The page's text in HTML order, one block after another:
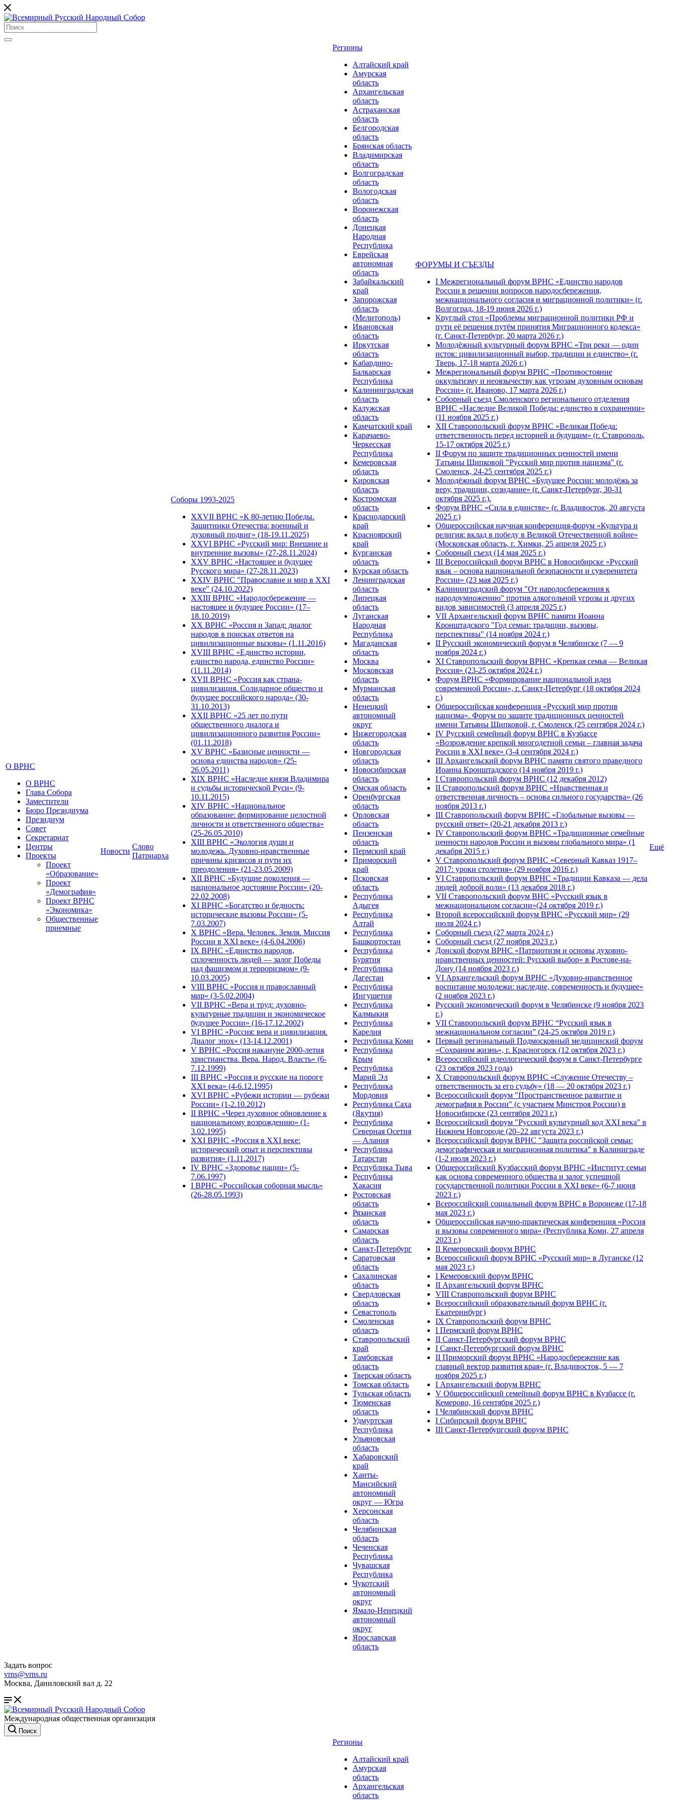
О ВРНС
О ВРНС
Глава Собора
Заместители
Бюро Президиума
Президиум
Совет
Секретариат
Центры
Проекты
Проект
«Образование»
Проект
«Демография»
Проект ВРНС
«Экономика»
Общественные
приемные
Новости
Слово
Патриарха
Соборы 1993-2025
ХХVII ВРНС «К 80-летию Победы.
Защитники Отечества: военный и
духовный подвиг» (18-19.11.2025)
XXVI ВРНС «Русский мир: Внешние и
внутренние вызовы» (27-28.11.2024)
XXV ВРНС «Настоящее и будущее
Русского мира» (27-28.11.2023)
XXIV ВРНС "Православие и мир в XXI
веке" (24.10.2022)
XXIII ВРНС «Народосбережение —
настоящее и будущее России» (17–
18.10.2019)
XX ВРНС «Россия и Запад: диалог
народов в поисках ответов на
цивилизационные вызовы» (1.11.2016)
XVIII ВРНС «Единство истории,
единство народа, единство России»
(11.11.2014)
XVII ВРНС «Россия как страна-
цивилизация. Солидарное общество и
будущее российского народа» (30-
31.10.2013)
XXII ВРНС «25 лет по пути
общественного диалога и
цивилизационного развития России»
(01.11.2018)
XV ВРНС «Базисные ценности —
основа единства народов» (25-
26.05.2011)
XIX ВРНС «Наследие князя Владимира
и судьбы исторической Руси» (9-
10.11.2015)
XIV ВРНС «Национальное
образование: формирование целостной
личности и ответственного общества»
(25-26.05.2010)
XIII ВРНС «Экология души и
молодежь. Духовно-нравственные
причины кризисов и пути их
преодоления» (21-23.05.2009)
XII ВРНС «Будущие поколения —
национальное достояние России» (20-
22.02.2008)
XI ВРНС «Богатство и бедность:
исторические вызовы России» (5-
7.03.2007)
X ВРНС «Вера. Человек. Земля. Миссия
России в XXI веке» (4-6.04.2006)
IX ВРНС «Единство народов,
сплоченность людей — залог Победы
над фашизмом и терроризмом» (9-
10.03.2005)
VIII ВРНС «Россия и православный
мир» (3-5.02.2004)
VII ВРНС «Вера и труд: духовно-
культурные традиции и экономическое
будущее России» (16-17.12.2002)
VI ВРНС «Россия: вера и цивилизация.
Диалог эпох» (13-14.12.2001)
V ВРНС «Россия накануне 2000-летия
христианства. Вера. Народ. Власть» (6-
7.12.1999)
III ВРНС «Россия и русские на пороге
XXI века» (4-6.12.1995)
XVI ВРНС «Рубежи истории — рубежи
России» (1-2.10.2012)
II ВРНС «Через духовное обновление к
национальному возрождению» (1-
3.02.1995)
XХI ВРНС «Россия в XXI веке:
исторический опыт и перспективы
развития» (1.11.2017)
IV ВРНС «Здоровье нации» (5-
7.06.1997)
I ВРНС «Российская соборная мысль»
(26-28.05.1993)
Регионы
Алтайский край
Амурская
область
Архангельская
область
Астраханская
область
Белгородская
область
Брянская область
Владимирская
область
Волгоградская
область
Вологодская
область
Воронежская
область
Донецкая
Народная
Республика
Еврейская
автономная
область
Забайкальский
край
Запорожская
область
(Мелитополь)
Ивановская
область
Иркутская
область
Кабардино-
Балкарская
Республика
Калининградская
область
Калужская
область
Камчатский край
Карачаево-
Черкесская
Республика
Кемеровская
область
Кировская
область
Костромская
область
Краснодарский
край
Красноярский
край
Курганская
область
Курская область
Ленинградская
область
Липецкая
область
Луганская
Народная
Республика
Магаданская
область
Москва
Московская
область
Мурманская
область
Ненецкий
автономный
округ
Нижегородская
область
Новгородская
область
Новосибирская
область
Омская область
Оренбургская
область
Орловская
область
Пензенская
область
Пермский край
Приморский
край
Псковская
область
Республика
Адыгея
Республика
Алтай
Республика
Башкортостан
Республика
Бурятия
Республика
Дагестан
Республика
Ингушетия
Республика
Калмыкия
Республика
Карелия
Республика Коми
Республика
Крым
Республика
Марий Эл
Республика
Мордовия
Республика Саха
(Якутия)
Республика
Северная Осетия
— Алания
Республика
Татарстан
Республика Тыва
Республика
Хакасия
Ростовская
область
Рязанская
область
Самарская
область
Санкт-Петербург
Саратовская
область
Сахалинская
область
Свердловская
область
Севастополь
Смоленская
область
Ставропольский
край
Тамбовская
область
Тверская область
Томская область
Тульская область
Тюменская
область
Удмуртская
Республика
Ульяновская
область
Хабаровский
край
Ханты-
Мансийский
автономный
округ — Югра
Херсонская
область
Челябинская
область
Чеченская
Республика
Чувашская
Рeспублика
Чукотский
автономный
округ
Ямало-Ненецкий
автономный
округ
Ярославская
область
ФОРУМЫ И СЪЕЗДЫ
I Межрегиональный форум ВРНС «Единство народов
России в решении вопросов народосбережения,
межнационального согласия и миграционной политики» (г.
Волгоград, 18-19 июня 2026 г.)
Круглый стол «Проблемы миграционной политики РФ и
пути её решения путём принятия Миграционного кодекса»
(г. Санкт-Петербург, 20 марта 2026 г.)
Молодёжный культурный форум ВРНС «Три реки — один
исток: цивилизационный выбор, традиции и единство» (г.
Тверь, 17-18 марта 2026 г.)
Межрегиональный форум ВРНС «Противостояние
оккультизму и неоязычеству как угрозам духовным основам
России» (г. Иваново, 17 марта 2026 г.)
Соборный съезд Смоленского регионального отделения
ВРНС «Наследие Великой Победы: единство в сохранении»
(11 ноября 2025 г.)
XII Ставропольский форум ВРНС «Великая Победа:
ответственность перед историей и будущим» (г. Ставрополь,
15-17 октября 2025 г.)
II Форум по защите традиционных ценностей имени
Татьяны Щипковой "Русский мир против нацизма" (г.
Смоленск, 24-25 сентября 2025 г.)
Молодёжный форум ВРНС «Будущее России: молодёжь за
веру, традиции, созидание» (г. Санкт-Петербург, 30-31
октября 2025 г.).
Форум ВРНС «Сила в единстве» (г. Владивосток, 20 августа
2025 г.)
Общероссийская научная конференция-форум «Культура и
религия: вклад в победу в Великой Отечественной войне»
(Московская область, г. Химки, 25 апреля 2025 г.)
Соборный съезд (14 мая 2025 г.)
III Всероссийский форум ВРНС в Новосибирске «Русский
язык – основа национальной безопасности и суверенитета
России» (23 мая 2025 г.)
Калининградский форум "От народосбережения к
народоумножению" против алкогольной угрозы и других
видов зависимостей (3 апреля 2025 г.)
VII Архангельский форум ВРНС памяти Иоанна
Кронштадского "Год семьи: традиции, вызовы,
перспективы" (14 ноября 2024 г.)
II Русский экономический форум в Челябинске (7 — 9
ноября 2024 г.)
ХI Ставропольский форум ВРНС «Крепкая семья — Великая
Россия» (23-25 октября 2024 г.)
Форум ВРНС «Формирование национальной идеи
современной России», г. Санкт-Петербург (18 октября 2024
г.)
Общероссийская конференция «Русский мир против
нацизма». Форум по защите традиционных ценностей
имени Татьяны Щипковой, г. Смоленск (25 сентября 2024 г.)
IV Русский семейный форум ВРНС в Кузбассе
«Возрождение крепкой многодетной семьи – главная задача
России в XXI веке» (3-4 сентября 2024 г.)
III Архангельский форум ВРНС памяти святого праведного
Иоанна Кронштадского (14 ноября 2019 г.)
I Ставропольский форум ВРНС (12 декабря 2012)
II Ставропольский форум ВРНС «Нравственная и
ответственная личность – основа сильного государства» (26
ноября 2013 г.)
III Ставропольский форум ВРНС «Глобальные вызовы —
русский ответ» (20-21 декабря 2013 г.)
IV Ставропольский форум ВРНС «Традиционные семейные
ценности народов России и вызовы глобального мира» (1
декабря 2015 г.)
V Ставропольский форум ВРНС «Северный Кавказ 1917–
2017: уроки столетия» (29 ноября 2016 г.)
VI Ставропольский форум ВРНС «Традиции Кавказа — дела
людей доброй воли» (13 декабря 2018 г.)
VII Ставропольский форум ВHС «Русский язык в
межнациональном согласии»(24 октября 2019 г.)
Второй всероссийский форум ВРНС «Русский мир» (29
июля 2024 г.)
Соборный съезд (27 марта 2024 г.)
Соборный съезд (27 ноября 2023 г.)
Донской форум ВРНС «Патриотизм и основы духовно-
нравственных ценностей: Русский выбор» в Ростове-на-
Дону (14 ноября 2023 г.)
VI Архангельский форум ВРНС «Духовно-нравственное
воспитание молодежи: наследие, современность и будущее»
(2 ноября 2023 г.)
Русский экономический форум в Челябинске (9 ноября 2023
г.)
VII Ставропольский форум ВРНС “Русский язык в
межнациональном согласии” (24-25 октября 2019 г.)
Первый региональный Подмосковный медицинский форум
«Сохраним жизнь», г. Красногорск (12 октября 2023 г.)
Всероссийский идеологический форум в Санкт-Петербурге
(23 октября 2023 года)
X Ставропольский форум ВРНС «Служение Отечеству –
ответственность за его судьбу» (18 — 20 октября 2023 г.)
Всероссийский форум "Пространственное развитие и
демография в России" (с участием Минстроя России) в
Новосибирске (23 сентября 2023 г.)
Всероссийский форум "Русский культурный код XXI века" в
Нижнем Новгороде (20–22 августа 2023 г.)
Всероссийский форум ВРНС "Защита российской семьи:
демографическая и миграционная политика" в Калиниграде
(1-2 июля 2023 г.)
Общероссийский Кузбасский форум ВРНС «Институт семьи
как основа современного общества и залог успешной
государственной политики России в ХХI веке» (6-7 июня
2023 г.)
Всероссийский социальный форум ВРНС в Воронеже (17-18
мая 2023 г.)
Общероссийская научно-практическая конференция «Россия
и вызовы современного мира» (Республика Коми, 27 апреля
2023 г.)
II Кемеровский форум ВРНС
Всероссийский форум ВРНС «Русский мир» в Луганске (12
мая 2023 г.)
I Кемеровский форум ВРНС
II Архангельский форум ВРНС
VIII Ставропольский форум ВРНС
Всероссийский образовательный форум ВРНС (г.
Екатеринбург)
IX Ставропольский форум ВРНС
I Пермский форум ВРНС
II Санкт-Петербургский форум ВРНС
I Санкт-Петербургский форум ВРНС
II Приморский форум ВРНС «Народосбережение как
главный вектор развития края» (г. Владивосток, 5 — 7
ноября 2025 г.)
I Архангельский форум ВРНС
V Общероссийский семейный форум ВРНС в Кузбассе (г.
Кемерово, 16 сентября 2025 г.)
I Челябинский форум ВРНС
I Сибирский форум ВРНС
III Санкт-Петербургский форум ВРНС
Ещё
Задать вопрос
vrns@vrns.ru
Москва, Даниловский вал д. 22
Международная общественная организация
Поиск
Регионы
Алтайский край
Амурская
область
Архангельская
область